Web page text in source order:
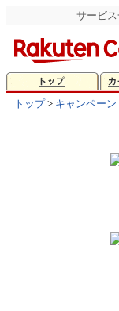
サービス
トップ> キャンペーン